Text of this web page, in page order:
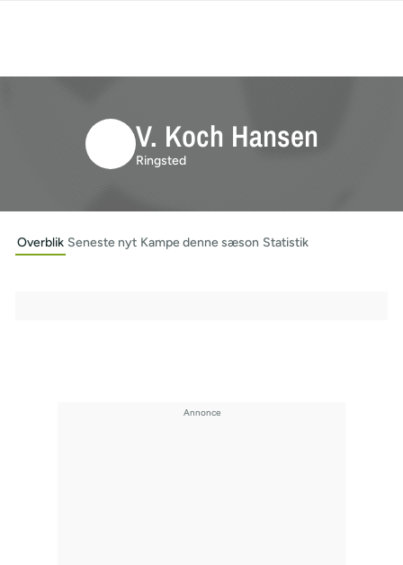
V. Koch Hansen
Ringsted
Overblik Seneste nyt Kampe denne sæson Statistik